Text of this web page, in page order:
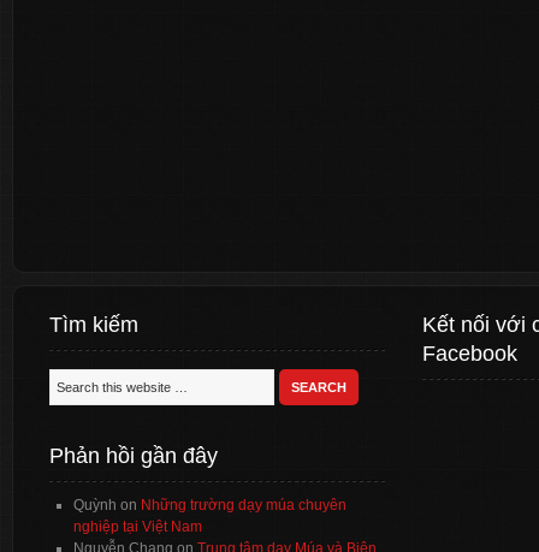
Tìm kiếm
Phản hồi gần đây
Quỳnh on Những trường dạy múa chuyên
nghiệp tại Việt Nam
Nguyễn Chang on Trung tâm dạy Múa và Biên
Kết nối với
Facebook